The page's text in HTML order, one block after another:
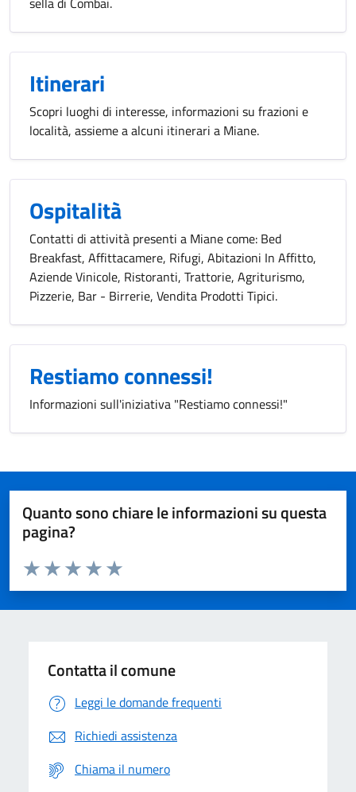
Itinerari
Scopri luoghi di interesse, informazioni su frazioni e
località, assieme a alcuni itinerari a Miane.
Ospitalità
Contatti di attività presenti a Miane come: Bed
Breakfast, Affittacamere, Rifugi, Abitazioni In Affitto,
Aziende Vinicole, Ristoranti, Trattorie, Agriturismo,
Pizzerie, Bar - Birrerie, Vendita Prodotti Tipici.
Restiamo connessi!
Informazioni sull'iniziativa "Restiamo connessi!"
Quanto sono chiare le informazioni su questa
pagina?
Domanda
Valuta da 1 a 5 stelle la pagina
Valuta 5 stelle su 5
Valuta 4 stelle su 5
Valuta 3 stelle su 5
Valuta 2 stelle su 5
Valuta 1 stelle su 5
Contatta il comune
Leggi le domande frequenti
Richiedi assistenza
Chiama il numero